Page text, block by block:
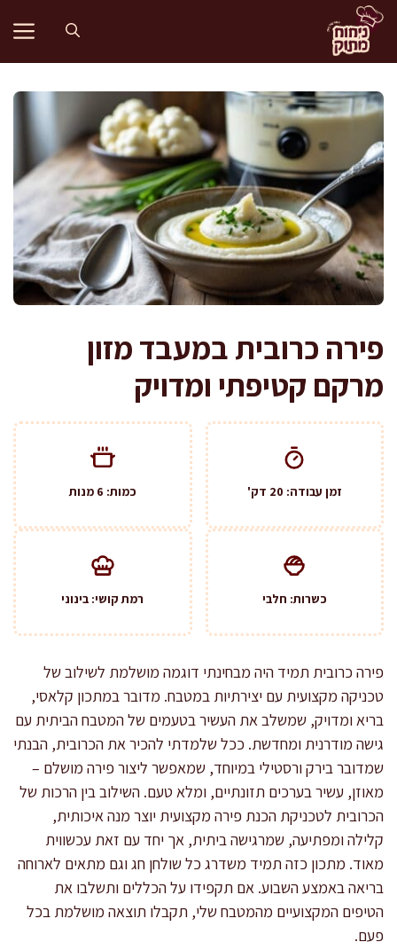
לדלג
לתוכן
פירה כרובית במעבד מזון
מרקם קטיפתי ומדויק
זמן עבודה: 20 דק' כמות: 6 מנות
כשרות: חלבי רמת קושי: בינוני
פירה כרובית תמיד היה מבחינתי דוגמה מושלמת לשילוב של
טכניקה מקצועית עם יצירתיות במטבח. מדובר במתכון קלאסי,
בריא ומדויק, שמשלב את העשיר בטעמים של המטבח הביתית עם
גישה מודרנית ומחדשת. ככל שלמדתי להכיר את הכרובית, הבנתי
שמדובר בירק ורסטילי במיוחד, שמאפשר ליצור פירה מושלם –
מאוזן, עשיר בערכים תזונתיים, ומלא טעם. השילוב בין הרכות של
הכרובית לטכניקת הכנת פירה מקצועית יוצר מנה איכותית,
קלילה ומפתיעה, שמרגישה ביתית, אך יחד עם זאת עכשווית
מאוד. מתכון כזה תמיד משדרג כל שולחן חג וגם מתאים לארוחה
בריאה באמצע השבוע. אם תקפידו על הכללים ותשלבו את
הטיפים המקצועיים מהמטבח שלי, תקבלו תוצאה מושלמת בכל
פעם.